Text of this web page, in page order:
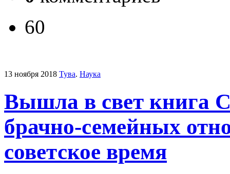
60
13 ноября 2018 Тува. Наука
Вышла в свет книга
брачно-семейных
советское время